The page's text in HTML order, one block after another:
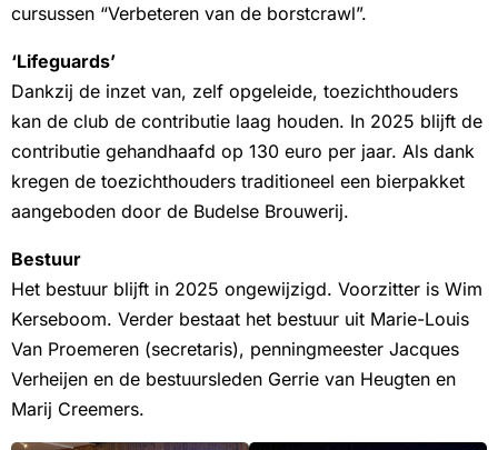
cursussen “Verbeteren van de borstcrawl”.
‘Lifeguards’
Dankzij de inzet van, zelf opgeleide, toezichthouders
kan de club de contributie laag houden. In 2025 blijft de
contributie gehandhaafd op 130 euro per jaar. Als dank
kregen de toezichthouders traditioneel een bierpakket
aangeboden door de Budelse Brouwerij.
Bestuur
Het bestuur blijft in 2025 ongewijzigd. Voorzitter is Wim
Kerseboom. Verder bestaat het bestuur uit Marie-Louis
Van Proemeren (secretaris), penningmeester Jacques
Verheijen en de bestuursleden Gerrie van Heugten en
Marij Creemers.